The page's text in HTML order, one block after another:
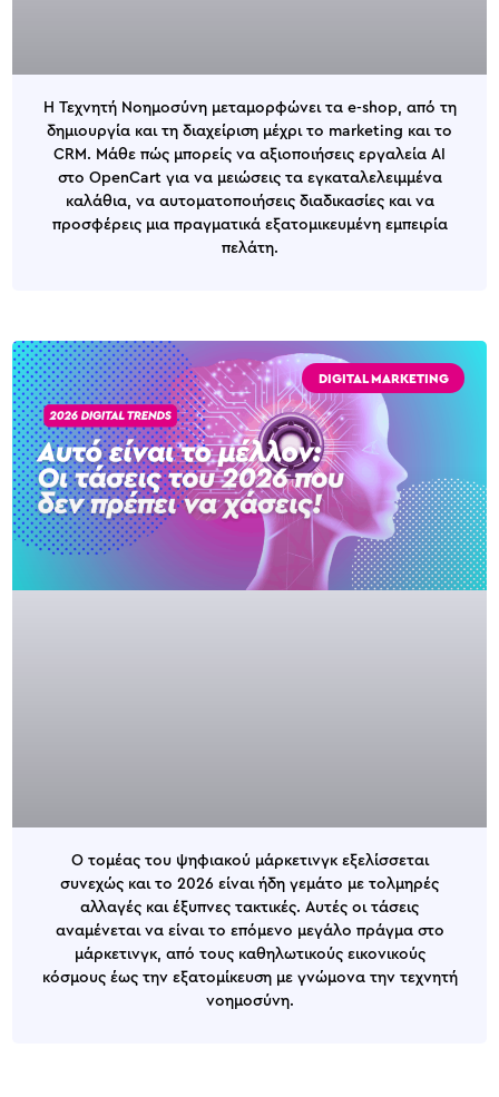
Η Τεχνητή Νοημοσύνη μεταμορφώνει τα e-shop, από τη
δημιουργία και τη διαχείριση μέχρι το marketing και το
CRM. Μάθε πώς μπορείς να αξιοποιήσεις εργαλεία AI
στο OpenCart για να μειώσεις τα εγκαταλελειμμένα
καλάθια, να αυτοματοποιήσεις διαδικασίες και να
προσφέρεις μια πραγματικά εξατομικευμένη εμπειρία
πελάτη.
DIGITAL MARKETING
Ο τομέας του ψηφιακού μάρκετινγκ εξελίσσεται
συνεχώς και το 2026 είναι ήδη γεμάτο με τολμηρές
αλλαγές και έξυπνες τακτικές. Αυτές οι τάσεις
αναμένεται να είναι το επόμενο μεγάλο πράγμα στο
μάρκετινγκ, από τους καθηλωτικούς εικονικούς
κόσμους έως την εξατομίκευση με γνώμονα την τεχνητή
νοημοσύνη.